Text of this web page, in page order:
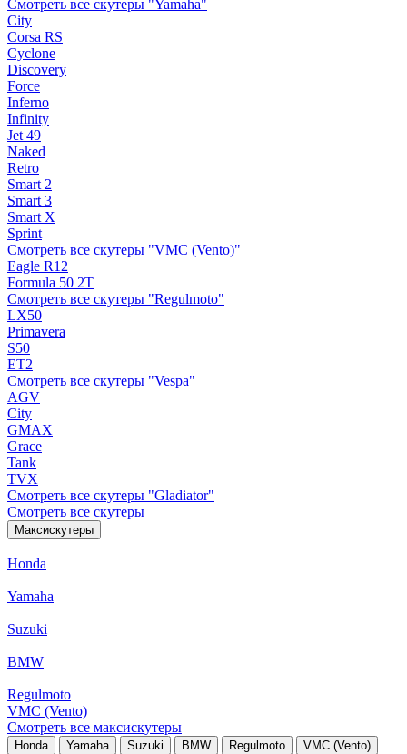
Смотреть все скутеры "Yamaha"
City
Corsa RS
Cyclone
Discovery
Force
Inferno
Infinity
Jet 49
Naked
Retro
Smart 2
Smart 3
Smart X
Sprint
Смотреть все скутеры "VMC (Vento)"
Eagle R12
Formula 50 2Т
Смотреть все скутеры "Regulmoto"
LX50
Primavera
S50
ET2
Смотреть все скутеры "Vespa"
AGV
City
GMAX
Grace
Tank
TVX
Смотреть все скутеры "Gladiator"
Смотреть все скутеры
Максискутеры
Honda
Yamaha
Suzuki
BMW
Regulmoto
VMC (Vento)
Смотреть все максискутеры
Honda Yamaha Suzuki BMW Regulmoto VMC (Vento)